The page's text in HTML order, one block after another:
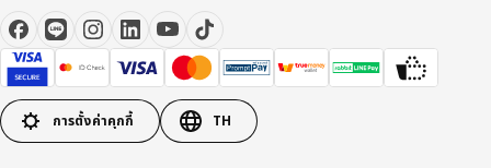
การตั้งค่าคุกกี้ TH